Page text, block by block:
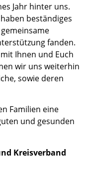
Jahr hinter uns.
beständiges
fanden.
Ihnen und Euch
wir uns weiterhin
sowie deren
Familien eine
und gesunden
Kreisverband